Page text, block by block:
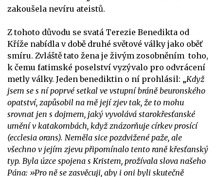
zakoušela nevíru ateistů.
Z tohoto důvodu se svatá Terezie Benedikta od
Kříže nabídla v době druhé světové války jako oběť
smíru. Zvláště tato žena je živým zosobněním toho,
k čemu fatimské poselství vyzývalo pro odvrácení
metly války. Jeden benediktin o ní prohlásil: „Když
jsem se s ní poprvé setkal ve vstupní bráně beuronského
opatství, zapůsobil na mě její zjev tak, že to mohu
srovnat jen s dojmem, jaký vyvolává starokřesťanské
umění v katakombách, když znázorňuje církev prosící
(ecclesia orans). Neměla sice pozdvižené paže, ale
všechno v jejím zjevu připomínalo tento raně křesťanský
typ. Byla úzce spojena s Kristem, prožívala slova našeho
Pána: »Pro ně se zasvěcuji, aby i oni byli skutečně